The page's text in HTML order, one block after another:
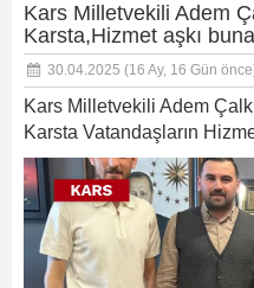
Kars Milletvekili Adem
Karsta,Hizmet aşkı
30.04.2025 (16 Ay, 16 Gün
Kars Milletvekili Adem
Karsta Vatandaşların